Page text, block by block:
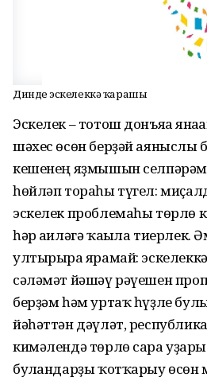
Диндең эскелеккә ҡарашы
Эскелек – тотош донъяға
шәхес өсөн берҙәй аяныслы
кешенең яҙмышын
һөйләп тораһы түгел:
эскелек проблемаһы төрлө
һәр ғаиләгә ҡағыла
ултырырға ярамай:
сәләмәт йәшәү рәүешен
берҙәм һәм уртаҡ һүҙле
йәһәттән дәүләт,
кимәлендә төрлө сара
булғандарҙы ҡотҡарыу өсөн